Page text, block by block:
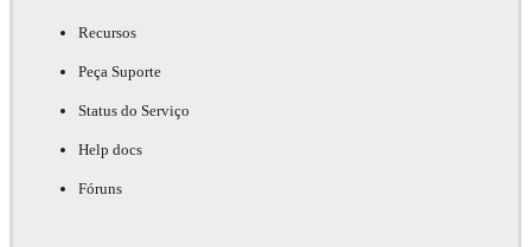
Recursos
Peça Suporte
Status do Serviço
Help docs
Fóruns